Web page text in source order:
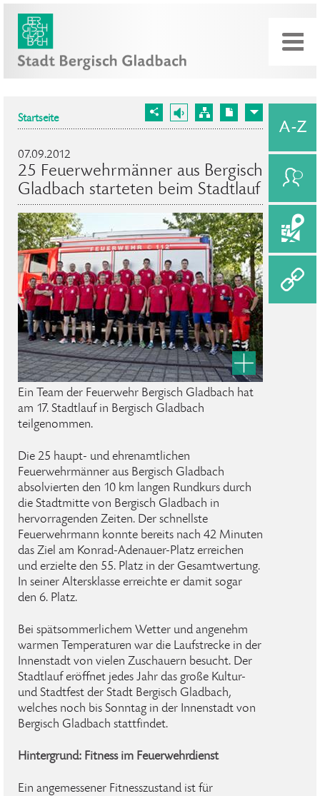
Startseite
07.09.2012
25 Feuerwehrmänner aus Bergisch
Gladbach starteten beim Stadtlauf
Ein Team der Feuerwehr Bergisch Gladbach hat
am 17. Stadtlauf in Bergisch Gladbach
teilgenommen.
Die 25 haupt- und ehrenamtlichen
Feuerwehrmänner aus Bergisch Gladbach
absolvierten den 10 km langen Rundkurs durch
die Stadtmitte von Bergisch Gladbach in
hervorragenden Zeiten. Der schnellste
Feuerwehrmann konnte bereits nach 42 Minuten
das Ziel am Konrad-Adenauer-Platz erreichen
und erzielte den 55. Platz in der Gesamtwertung.
In seiner Altersklasse erreichte er damit sogar
den 6. Platz.
Bei spätsommerlichem Wetter und angenehm
warmen Temperaturen war die Laufstrecke in der
Innenstadt von vielen Zuschauern besucht. Der
Stadtlauf eröffnet jedes Jahr das große Kultur-
und Stadtfest der Stadt Bergisch Gladbach,
welches noch bis Sonntag in der Innenstadt von
Bergisch Gladbach stattfindet.
Hintergrund: Fitness im Feuerwehrdienst
Ein angemessener Fitnesszustand ist für